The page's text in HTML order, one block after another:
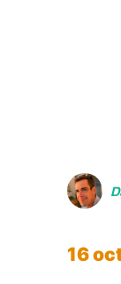
16